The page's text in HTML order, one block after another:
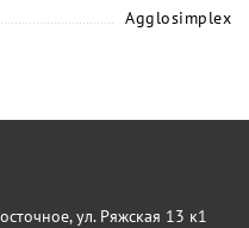
Agglosimplex
ул. Ряжская 13 к1